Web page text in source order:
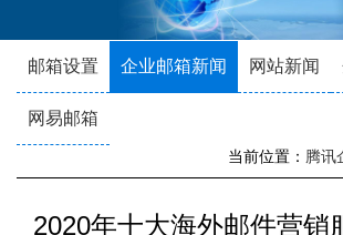
邮箱设置 企业邮箱新闻 网站新闻
网易邮箱
当前位置： 腾讯
2020年十大海外邮件营销